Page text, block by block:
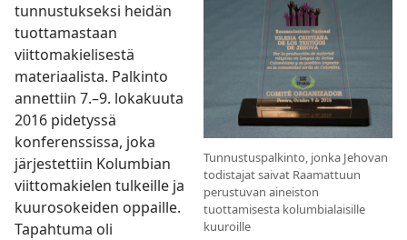
Tunnustuspalkinto, jonka Jehovan
todistajat saivat Raamattuun
perustuvan aineiston
tuottamisesta kolumbialaisille
kuuroille
tunnustukseksi heidän
tuottamastaan
viittomakielisestä
materiaalista. Palkinto
annettiin 7.–9. lokakuuta
2016 pidetyssä
konferenssissa, joka
järjestettiin Kolumbian
viittomakielen tulkeille ja
kuurosokeiden oppaille.
Tapahtuma oli